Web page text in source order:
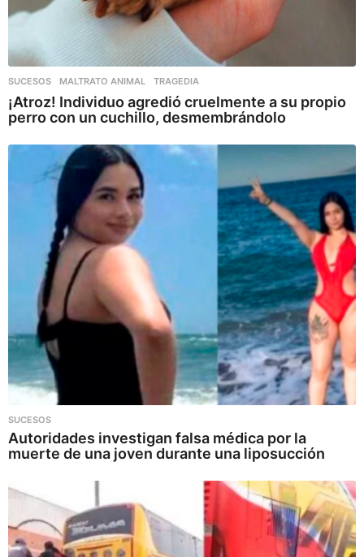
SUCESOS ,MALTRATO ANIMAL ,TRAGEDIA
¡Atroz! Individuo agredió cruelmente a su propio
perro con un cuchillo, desmembrándolo
SUCESOS
Autoridades investigan falsa médica por la
muerte de una joven durante una liposucción